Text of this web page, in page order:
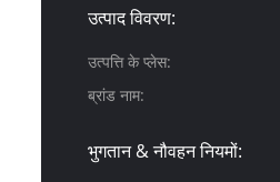
उत्पाद विवरण:
उत्पत्ति के प्लेस:
ब्रांड नाम:
भुगतान & नौवहन नियमों: